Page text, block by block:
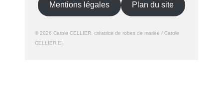
Mentions légales Plan du site
© 2026 Carole CELLIER, créatrice de robes de mariée / Carole
CELLIER EI